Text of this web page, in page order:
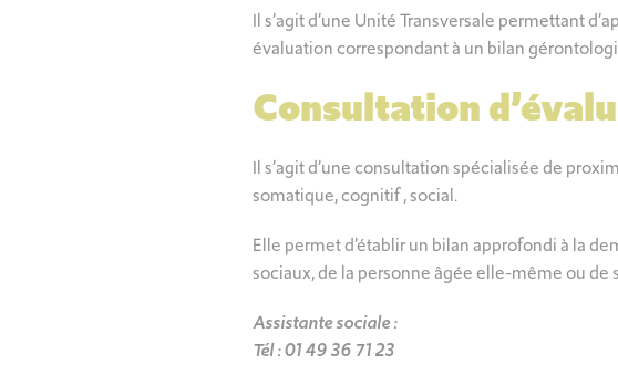
Il s’agit d’une Unité Transversale permettant
évaluation correspondant à un bilan
Consultation
Il s’agit d’une consultation spécialisée de
somatique, cognitif , social.
Elle permet d’établir un bilan approfondi à la
sociaux, de la personne âgée elle-même ou de
Assistante sociale :
Tél : 01 49 36 71 23